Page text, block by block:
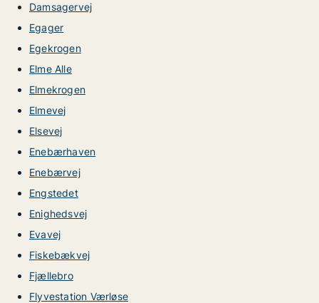
Damsagervej
Egager
Egekrogen
Elme Alle
Elmekrogen
Elmevej
Elsevej
Enebærhaven
Enebærvej
Engstedet
Enighedsvej
Evavej
Fiskebækvej
Fjællebro
Flyvestation Værløse